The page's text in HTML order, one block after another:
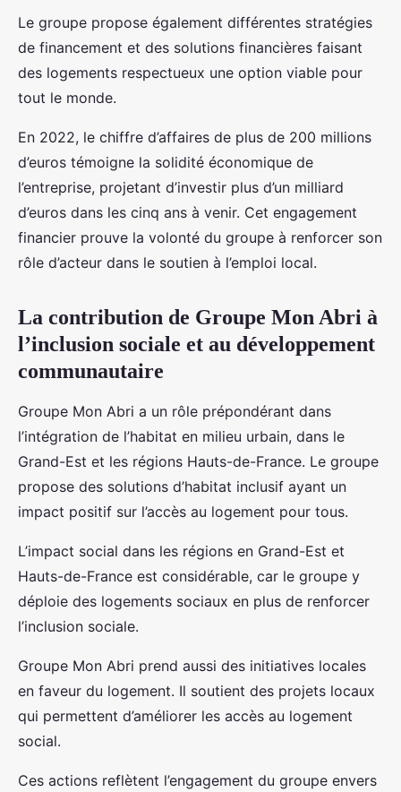
Le groupe propose également différentes stratégies
de financement et des solutions financières faisant
des logements respectueux une option viable pour
tout le monde.
En 2022, le chiffre d’affaires de plus de 200 millions
d’euros témoigne la solidité économique de
l’entreprise, projetant d’investir plus d’un milliard
d’euros dans les cinq ans à venir. Cet engagement
financier prouve la volonté du groupe à renforcer son
rôle d’acteur dans le soutien à l’emploi local.
La contribution de Groupe Mon Abri à
l’inclusion sociale et au développement
communautaire
Groupe Mon Abri a un rôle prépondérant dans
l’intégration de l’habitat en milieu urbain, dans le
Grand-Est et les régions Hauts-de-France. Le groupe
propose des solutions d’habitat inclusif ayant un
impact positif sur l’accès au logement pour tous.
L’impact social dans les régions en Grand-Est et
Hauts-de-France est considérable, car le groupe y
déploie des logements sociaux en plus de renforcer
l’inclusion sociale.
Groupe Mon Abri prend aussi des initiatives locales
en faveur du logement. Il soutient des projets locaux
qui permettent d’améliorer les accès au logement
social.
Ces actions reflètent l’engagement du groupe envers